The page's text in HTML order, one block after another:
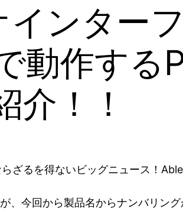
ンター
動作する
介！！
ざるを得ないビッグニュース！
今回から製品名からナンバリン